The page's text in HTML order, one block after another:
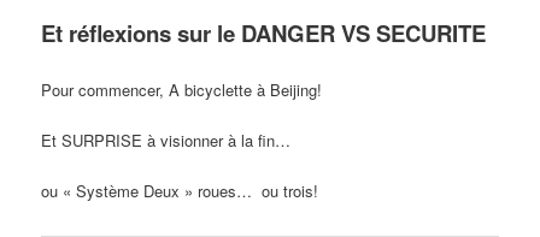
Et réflexions sur le DANGER VS SECURITE
Pour commencer, A bicyclette à Beijing!
Et SURPRISE à visionner à la fin…
ou « Système Deux » roues… ou trois!